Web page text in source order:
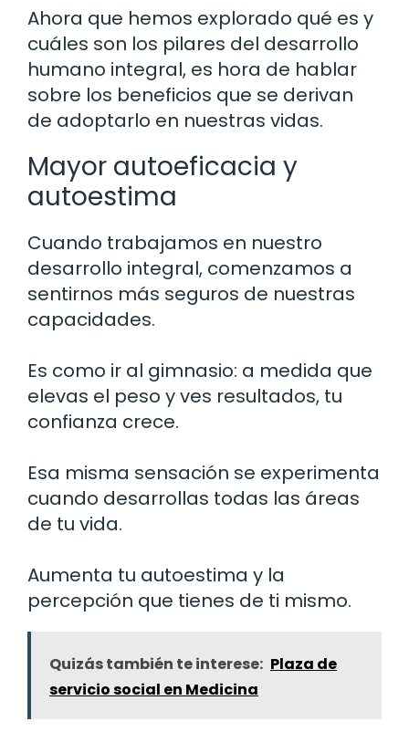
Ahora que hemos explorado qué es y
cuáles son los pilares del desarrollo
humano integral, es hora de hablar
sobre los beneficios que se derivan
de adoptarlo en nuestras vidas.
Mayor autoeficacia y
autoestima
Cuando trabajamos en nuestro
desarrollo integral, comenzamos a
sentirnos más seguros de nuestras
capacidades.
Es como ir al gimnasio: a medida que
elevas el peso y ves resultados, tu
confianza crece.
Esa misma sensación se experimenta
cuando desarrollas todas las áreas
de tu vida.
Aumenta tu autoestima y la
percepción que tienes de ti mismo.
Quizás también te interese: Plaza de
servicio social en Medicina